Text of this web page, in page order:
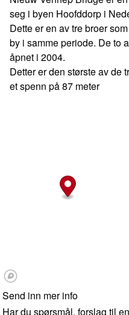
seg i byen Hoofddorp i
Dette er en av tre broer
by i samme periode. De to
åpnet i 2004.
Detter er den største av de
et spenn på 87 meter
Send inn mer info
Har du spørsmål, forslag til